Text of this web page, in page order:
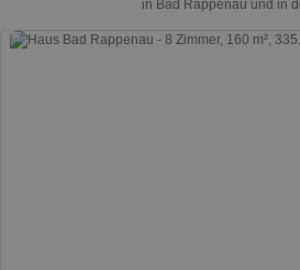
in Bad Rappenau und in